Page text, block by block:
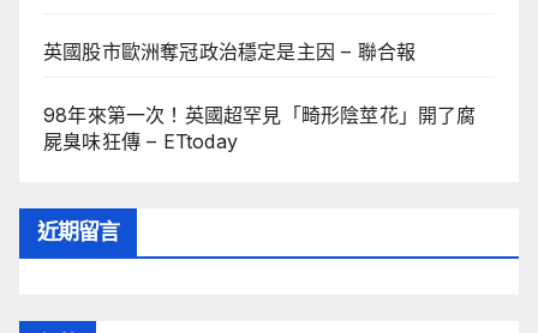
英國股市歐洲奪冠政治穩定是主因 – 聯合報
98年來第一次！英國超罕見「畸形陰莖花」開了腐
屍臭味狂傳 – ETtoday
近期留言